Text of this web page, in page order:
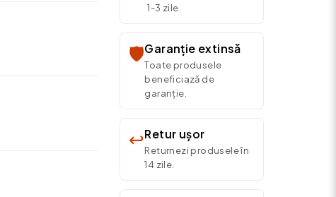
1-3 zile.
🛡️Garanție extinsă
Toate produsele
beneficiază de
garanție.
↩️Retur ușor
Returnezi produsele în
14 zile.